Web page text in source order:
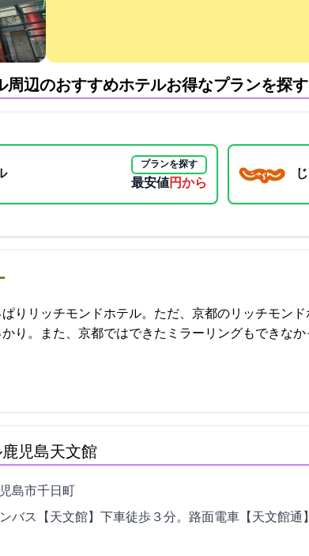
周辺のおすすめホテル:お得なプランを探す
プランを探す
最安値3300円から
りリッチモンドホテル。ただ、京都のリッチモン
また、京都ではできたミラーリングもできなかったことも残
児島天文館
市千日町14-28
バス【天文館】下車徒歩３分。路面電車【天文館通】